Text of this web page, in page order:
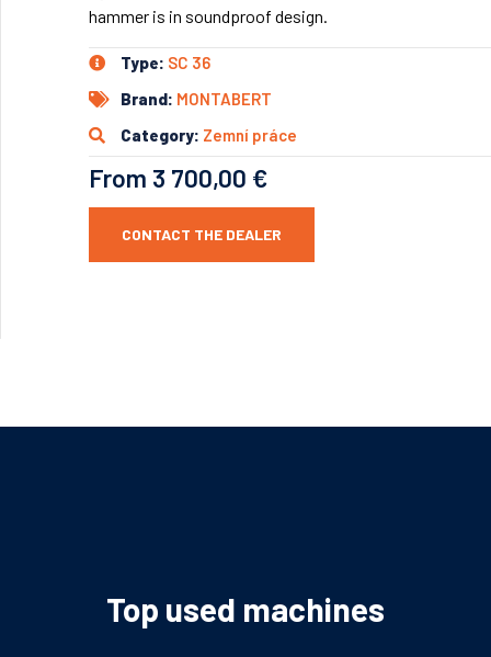
hammer is in soundproof design.
Type: SC 36
Brand: MONTABERT
Category: Zemní práce
From 3 700,00 €
CONTACT THE DEALER
Top used machines